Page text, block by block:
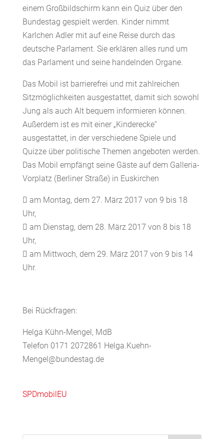
einem Großbildschirm kann ein Quiz über den
Bundestag gespielt werden. Kinder nimmt
Karlchen Adler mit auf eine Reise durch das
deutsche Parlament. Sie erklären alles rund um
das Parlament und seine handelnden Organe.
Das Mobil ist barrierefrei und mit zahlreichen
Sitzmöglichkeiten ausgestattet, damit sich sowohl
Jung als auch Alt bequem informieren können.
Außerdem ist es mit einer „Kinderecke“
ausgestattet, in der verschiedene Spiele und
Quizze über politische Themen angeboten werden.
Das Mobil empfängt seine Gäste auf dem Galleria-
Vorplatz (Berliner Straße) in Euskirchen
 am Montag, dem 27. März 2017 von 9 bis 18
Uhr,
 am Dienstag, dem 28. März 2017 von 8 bis 18
Uhr,
 am Mittwoch, dem 29. März 2017 von 9 bis 14
Uhr.
Bei Rückfragen:
Helga Kühn-Mengel, MdB
Telefon 0171 2072861 Helga.Kuehn-
Mengel@bundestag.de
SPDmobilEU